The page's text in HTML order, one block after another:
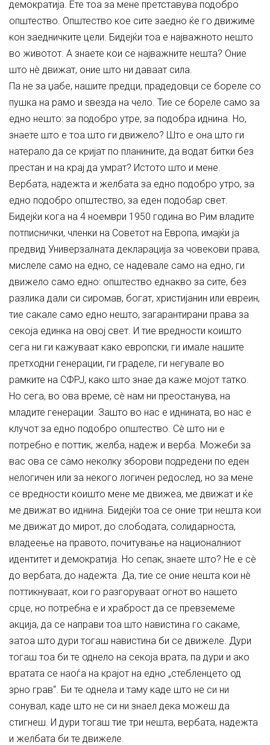
демократија. Ете тоа за мене претставува подобро
општество. Општество кое сите заедно ќе го движиме
кон заедничките цели. Бидејќи тоа е најважното нешто
во животот. А знаете кои се најважните нешта? Оние
што нè движат, оние што ни даваат сила.
Па не за џабе, нашите предци, прадедовци се бореле со
пушка на рамо и ѕвезда на чело. Тие се бореле само за
едно нешто: за подобро утре, за подобра иднина. Но,
знаете што е тоа што ги движело? Што е она што ги
натерало да се кријат по планините, да водат битки без
престан и на крај да умрат? Истото што и мене.
Вербата, надежта и желбата за едно подобро утро, за
едно подобро општество, за еден подобар свет.
Бидејќи кога на 4 ноември 1950 година во Рим владите
потписнички, членки на Советот на Европа, имајќи ја
предвид Универзалната декларација за човекови права,
мислеле само на едно, се надевале само на едно, ги
движело само едно: општество еднакво за сите, без
разлика дали си сиромав, богат, христијанин или евреин,
тие сакале само едно нешто, загарантирани права за
секоја единка на овој свет. И тие вредности коишто
сега ни ги кажуваат како европски, ги имале нашите
претходни генерации, ги граделе, ги негувале во
рамките на СФРЈ, како што знае да каже мојот татко.
Но сега, во ова време, сè нам ни преостанува, на
младите генерации. Зашто во нас е иднината, во нас е
клучот за едно подобро општество. Сè што ни е
потребно е поттик, желба, надеж и верба. Можеби за
вас ова се само неколку зборови подредени по еден
нелогичен или за некого логичен редослед, но за мене
се вредности коишто мене ме движеа, ме движат и ќе
ме движат во иднина. Бидејќи тоа се оние три нешта кои
ме движат до мирот, до слободата, солидарноста,
владеење на правото, почитување на националниот
идентитет и демократија. Но сепак, знаете што? Не е сè
до вербата, до надежта. Да, тие се оние нешта кои нè
поттикнуваат, кои го разгоруваат огнот во нашето
срце, но потребна е и храброст да се превземеме
акција, да се направи тоа што навистина го сакаме,
затоа што дури тогаш навистина би се движеле. Дури
тогаш тоа би те однело на секоја врата, па дури и ако
вратата се наоѓа на крајот на едно „стебленцето од
зрно грав“. Би те однела и таму каде што не си ни
сонувал, каде што не си ни знаел дека можеш да
стигнеш. И дури тогаш тие три нешта, вербата, надежта
и желбата би те движеле.